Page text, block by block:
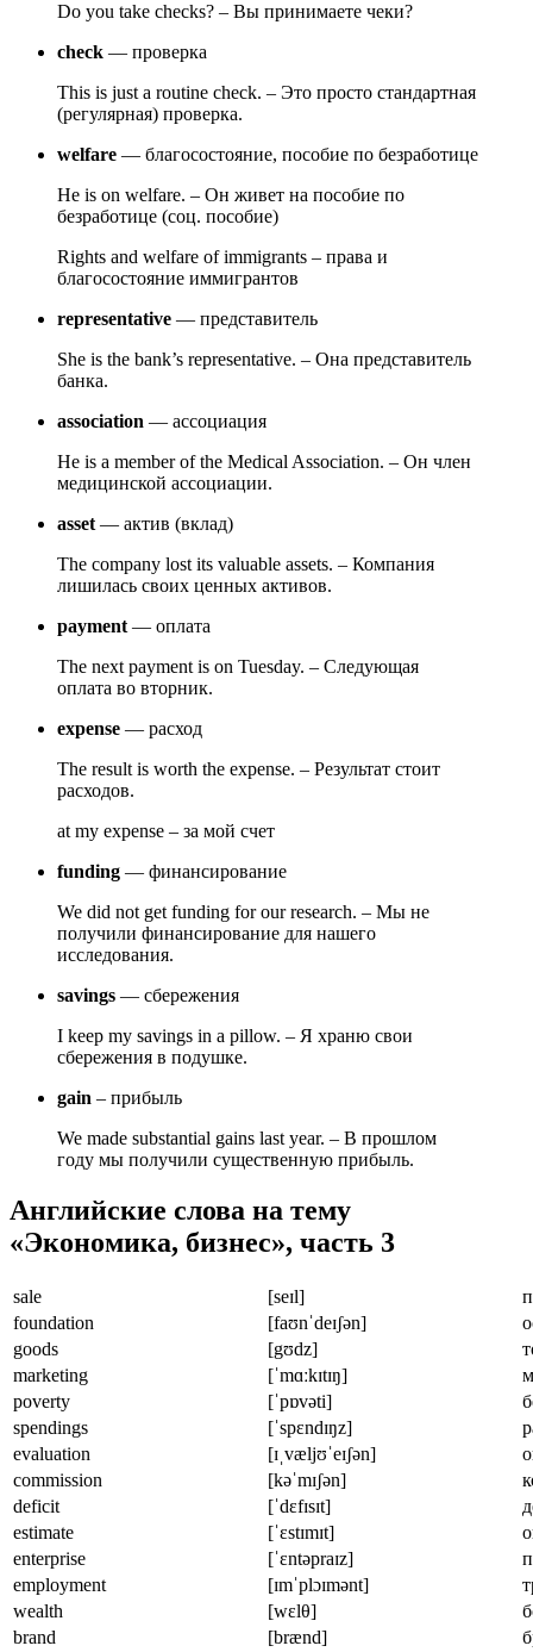
Do you take checks? – Вы принимаете чеки?
check — проверка
This is just a routine check. – Это просто стандартная
(регулярная) проверка.
welfare — благосостояние, пособие по безработице
He is on welfare. – Он живет на пособие по
безработице (соц. пособие)
Rights and welfare of immigrants – права и
благосостояние иммигрантов
representative — представитель
She is the bank’s representative. – Она представитель
банка.
association — ассоциация
He is a member of the Medical Association. – Он член
медицинской ассоциации.
asset — актив (вклад)
The company lost its valuable assets. – Компания
лишилась своих ценных активов.
payment — оплата
The next payment is on Tuesday. – Следующая
оплата во вторник.
expense — расход
The result is worth the expense. – Результат стоит
расходов.
at my expense – за мой счет
funding — финансирование
We did not get funding for our research. – Мы не
получили финансирование для нашего
исследования.
savings — сбережения
I keep my savings in a pillow. – Я храню свои
сбережения в подушке.
gain – прибыль
We made substantial gains last year. – В прошлом
году мы получили существенную прибыль.
Английские слова на тему
«Экономика, бизнес», часть 3
sale [seɪl]
foundation
[faʊnˈdeɪʃən]
goods
[gʊdz]
marketing
[ˈmɑːkɪtɪŋ]
poverty
[ˈpɒvəti]
spendings
[ˈspɛndɪŋz]
evaluation
[ɪˌvæljʊˈeɪʃən]
commission
[kəˈmɪʃən]
deficit
[ˈdɛfɪsɪt]
estimate
[ˈɛstɪmɪt]
enterprise
[ˈɛntəpraɪz]
employment
[ɪmˈplɔɪmənt]
wealth
[wɛlθ]
brand
[brænd]